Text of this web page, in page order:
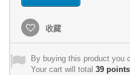
收藏
By buying this product you
Your cart will total 39 points